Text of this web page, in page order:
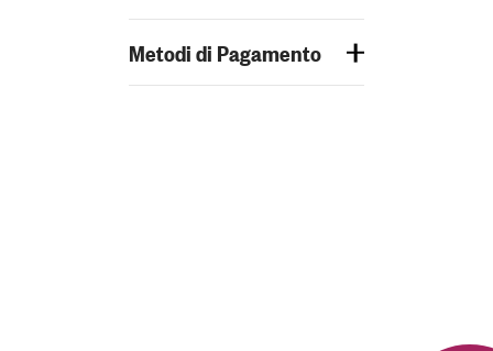
Metodi di Pagamento